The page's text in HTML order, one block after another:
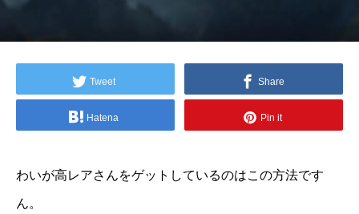
Tweet Share
Hatena Pin it
わいが高レアさんをゲットしているのはこの方法です
ん。